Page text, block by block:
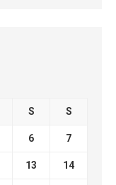
S S
6 7
13 14